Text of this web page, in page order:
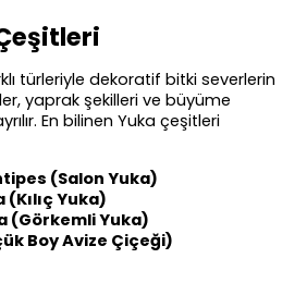
türleriyle dekoratif bitki severlerin
yaprak şekilleri ve büyüme
En bilinen Yuka çeşitleri
(Salon Yuka)
Yuka)
(Görkemli Yuka)
Boy Avize Çiçeği)